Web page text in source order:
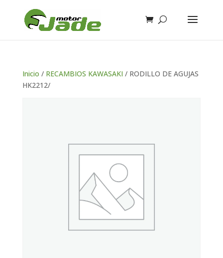
Inicio / RECAMBIOS KAWASAKI / RODILLO DE AGUJAS
HK2212/